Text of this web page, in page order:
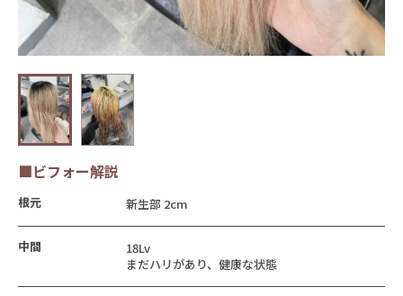
■ビフォー解説
根元 新生部 2cm
中間
18Lv
まだハリがあり、健康な状態